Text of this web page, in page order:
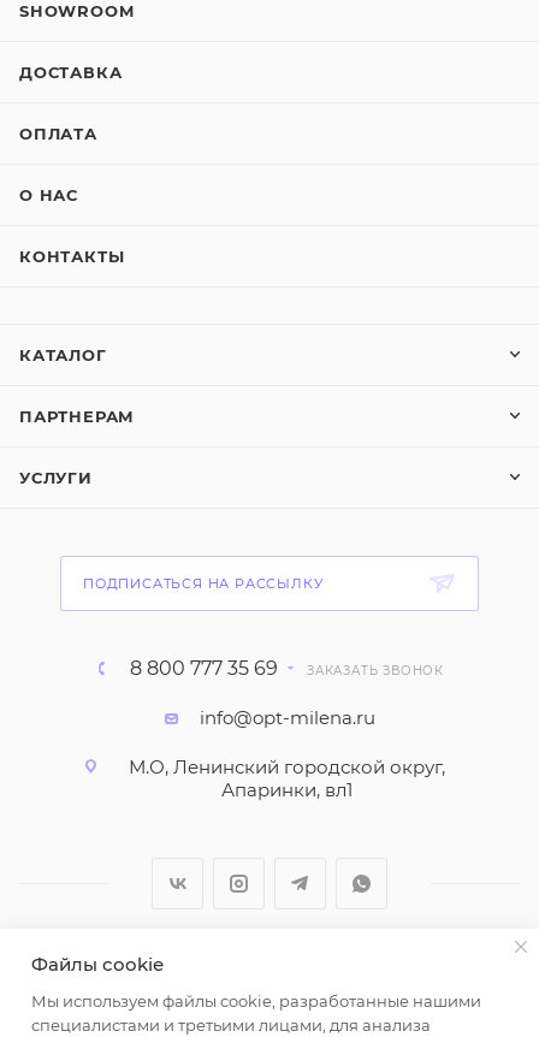
SHOWROOM
ДОСТАВКА
ОПЛАТА
О НАС
КОНТАКТЫ
КАТАЛОГ
ПАРТНЕРАМ
УСЛУГИ
ПОДПИСАТЬСЯ НА РАССЫЛКУ
8 800 777 35 69 ЗАКАЗАТЬ ЗВОНОК
info@opt-milena.ru
М.О, Ленинский городской округ,
Апаринки, вл1
2026 © ООО "Вайт Текстиль групп"
Любая информация на сайте носит справочный
Файлы cookie
Мы используем файлы cookie, разработанные нашими
специалистами и третьими лицами, для анализа